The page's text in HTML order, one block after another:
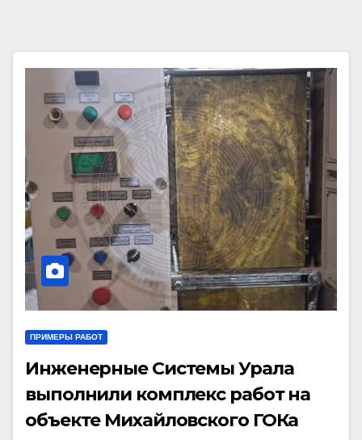
ПРИМЕРЫ РАБОТ
Инженерные Системы Урала
выполнили комплекс работ на
объекте Михайловского ГОКа